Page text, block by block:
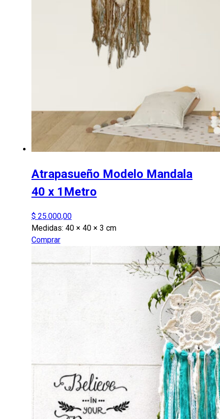
Atrapasueño Modelo Mandala
40 x 1Metro
$ 25.000,00
Medidas: 40 × 40 × 3 cm
Comprar